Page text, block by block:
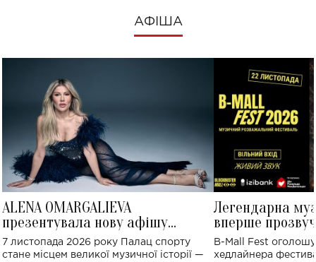
АФІША
ALENA OMARGALIEVA
презентувала нову афішу
великого концерту в Палаці
спорту
7 листопада 2026 року Палац спорту
стане місцем великої музичної історії —
Легендарна
вперше
Україні: де
B-Mall Fest
хедлайнера